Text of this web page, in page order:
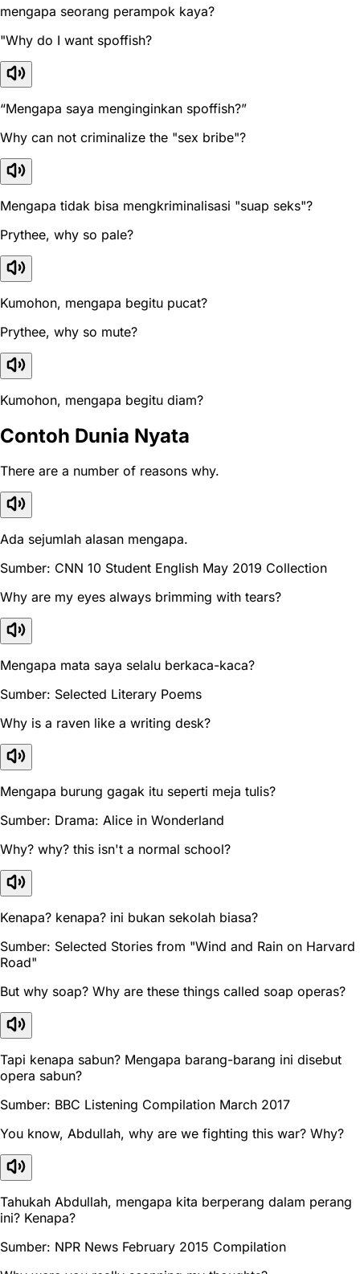
mengapa seorang perampok kaya?
"Why do I want spoffish?
“Mengapa saya menginginkan spoffish?”
Why can not criminalize the "sex bribe"?
Mengapa tidak bisa mengkriminalisasi "suap seks"?
Prythee, why so pale?
Kumohon, mengapa begitu pucat?
Prythee, why so mute?
Kumohon, mengapa begitu diam?
Contoh Dunia Nyata
There are a number of reasons why.
Ada sejumlah alasan mengapa.
Sumber: CNN 10 Student English May 2019 Collection
Why are my eyes always brimming with tears?
Mengapa mata saya selalu berkaca-kaca?
Sumber: Selected Literary Poems
Why is a raven like a writing desk?
Mengapa burung gagak itu seperti meja tulis?
Sumber: Drama: Alice in Wonderland
Why? why? this isn't a normal school?
Kenapa? kenapa? ini bukan sekolah biasa?
Sumber: Selected Stories from "Wind and Rain on Harvard
Road"
But why soap? Why are these things called soap operas?
Tapi kenapa sabun? Mengapa barang-barang ini disebut
opera sabun?
Sumber: BBC Listening Compilation March 2017
You know, Abdullah, why are we fighting this war? Why?
Tahukah Abdullah, mengapa kita berperang dalam perang
ini? Kenapa?
Sumber: NPR News February 2015 Compilation